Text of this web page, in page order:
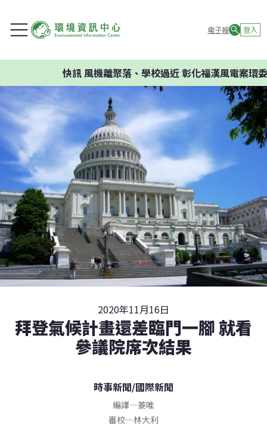
電子報 登入
風機離聚落、學校過近 彰化福漢風電案環委建議
2020年11月16日
拜登氣候計畫還差臨門一腳 就看
參議院席次結果
時事新聞/國際新聞
編譯—姜唯
審校—林大利